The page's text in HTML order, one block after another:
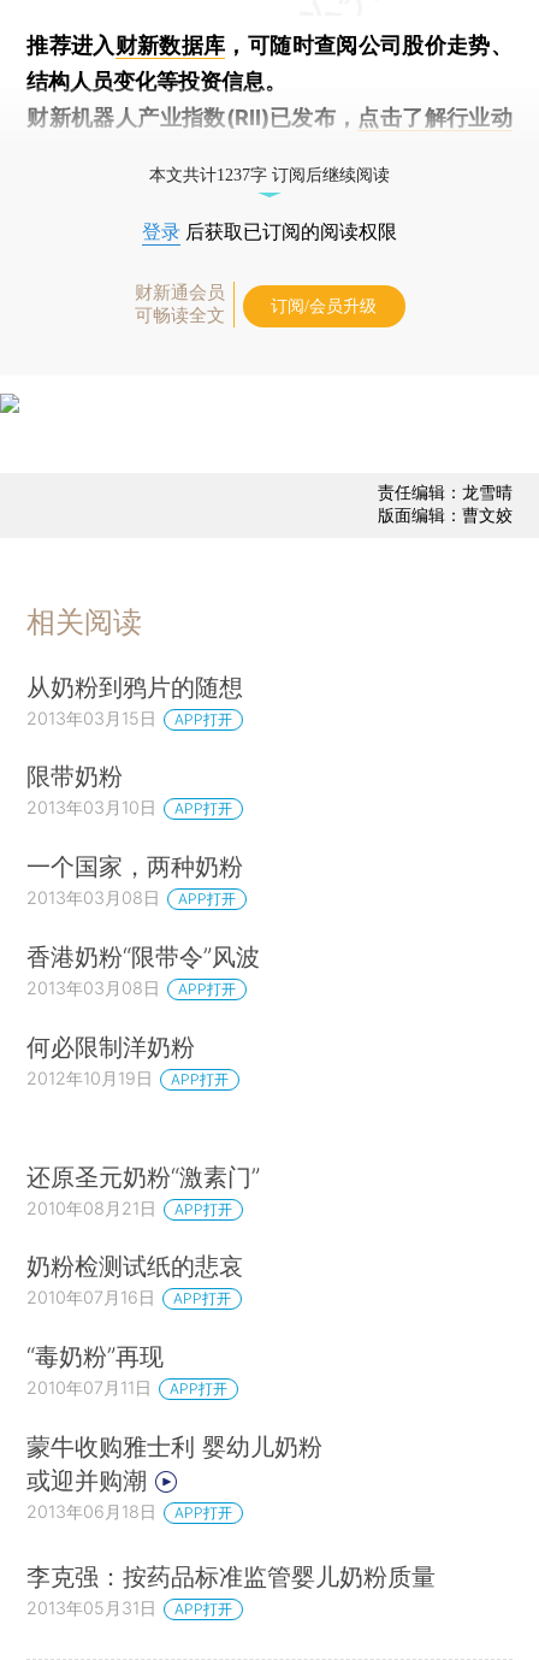
推荐进入财新数据库 ，可随时查阅公司股价走势、
结构人员变化等投资信息。
财新机器人产业指数(RII)已发布， 点击了解行业动
本文共计1237字 订阅后继续阅读
登录 后获取已订阅的阅读权限
财新通会员
可畅读全文
订阅/会员升级
责任编辑：龙雪晴
版面编辑：曹文姣
相关阅读
从奶粉到鸦片的随想
2013年03月15日 APP打开
限带奶粉
2013年03月10日 APP打开
一个国家，两种奶粉
2013年03月08日 APP打开
香港奶粉“限带令”风波
2013年03月08日 APP打开
何必限制洋奶粉
2012年10月19日 APP打开
还原圣元奶粉“激素门”
2010年08月21日 APP打开
奶粉检测试纸的悲哀
2010年07月16日 APP打开
“毒奶粉”再现
2010年07月11日 APP打开
蒙牛收购雅士利 婴幼儿奶粉
或迎并购潮
2013年06月18日 APP打开
李克强：按药品标准监管婴儿奶粉质量
2013年05月31日 APP打开